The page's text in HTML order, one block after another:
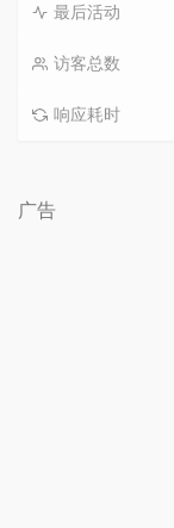
最后活动
访客总数
响应耗时
广告